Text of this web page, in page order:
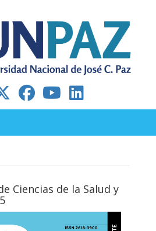
Ciencias de la Salud y